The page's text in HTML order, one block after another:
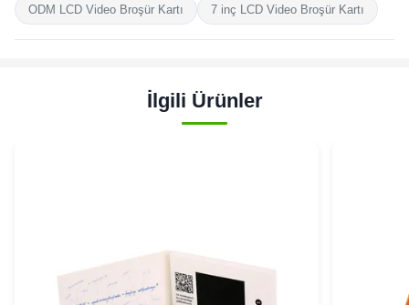
ODM LCD Video Broşür Kartı 7 inç LCD Video Broşür Kartı
İlgili Ürünler